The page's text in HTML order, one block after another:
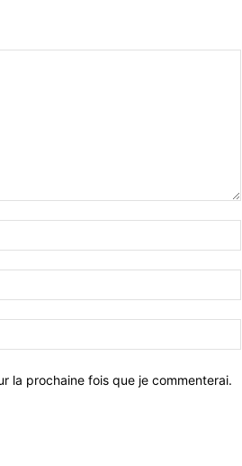
la prochaine fois que je commenterai.